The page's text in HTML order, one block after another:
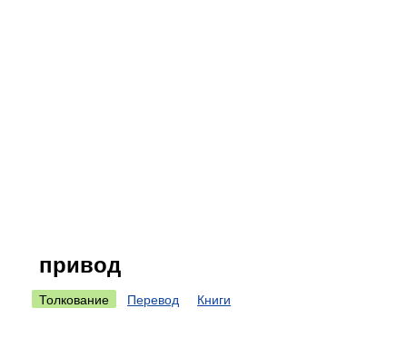
привод
Толкование Перевод Книги